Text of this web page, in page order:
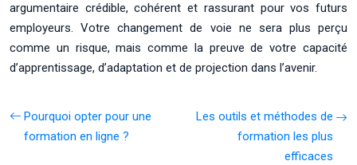
argumentaire crédible, cohérent et rassurant pour vos futurs
employeurs. Votre changement de voie ne sera plus perçu
comme un risque, mais comme la preuve de votre capacité
d’apprentissage, d’adaptation et de projection dans l’avenir.
Pourquoi opter pour une
formation en ligne ?
Les outils et méthodes de
formation les plus
efficaces